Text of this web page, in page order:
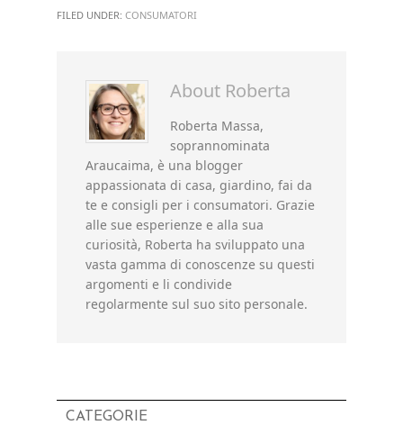
FILED UNDER: CONSUMATORI
About Roberta
Roberta Massa,
soprannominata
Araucaima, è una blogger
appassionata di casa, giardino, fai da
te e consigli per i consumatori. Grazie
alle sue esperienze e alla sua
curiosità, Roberta ha sviluppato una
vasta gamma di conoscenze su questi
argomenti e li condivide
regolarmente sul suo sito personale.
CATEGORIE